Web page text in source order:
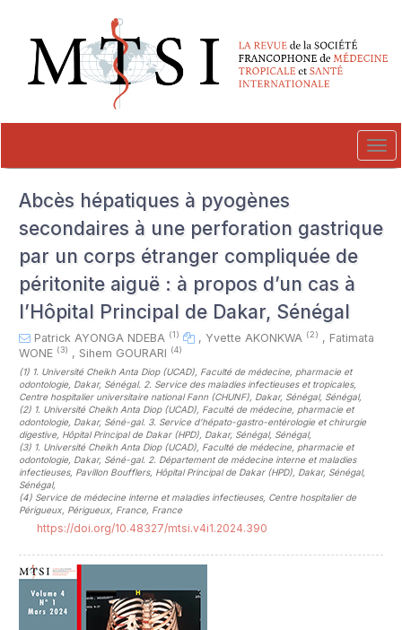
##plugins.themes.novelty.accessible_menu.main_navigation##
##plugins.themes.novelty.accessible_menu.main_content##
##plugins.themes.novelty.accessible_menu.sidebar##
Abcès hépatiques à pyogènes
secondaires à une perforation gastrique
par un corps étranger compliquée de
péritonite aiguë : à propos d’un cas à
l’Hôpital Principal de Dakar, Sénégal
Patrick AYONGA NDEBA (1) , Yvette AKONKWA (2) , Fatimata
WONE (3) , Sihem GOURARI (4)
(1) 1. Université Cheikh Anta Diop (UCAD), Faculté de médecine, pharmacie et
odontologie, Dakar, Sénégal. 2. Service des maladies infectieuses et tropicales,
Centre hospitalier universitaire national Fann (CHUNF), Dakar, Sénégal, Sénégal,
(2) 1. Université Cheikh Anta Diop (UCAD), Faculté de médecine, pharmacie et
odontologie, Dakar, Séné-gal. 3. Service d’hépato-gastro-entérologie et chirurgie
digestive, Hôpital Principal de Dakar (HPD), Dakar, Sénégal, Sénégal,
(3) 1. Université Cheikh Anta Diop (UCAD), Faculté de médecine, pharmacie et
odontologie, Dakar, Séné-gal. 2. Département de médecine interne et maladies
infectieuses, Pavillon Boufflers, Hôpital Principal de Dakar (HPD), Dakar, Sénégal,
Sénégal,
(4) Service de médecine interne et maladies infectieuses, Centre hospitalier de
Périgueux, Périgueux, France, France
https://doi.org/10.48327/mtsi.v4i1.2024.390